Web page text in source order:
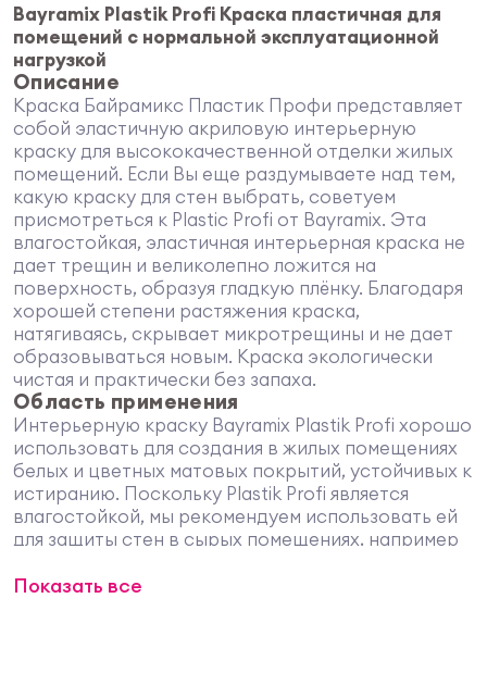
Bayramix Plastik Profi Краска пластичная для
помещений с нормальной эксплуатационной
нагрузкой
Описание
Краска Байрамикс Пластик Профи представляет
собой эластичную акриловую интерьерную
краску для высококачественной отделки жилых
помещений. Если Вы еще раздумываете над тем,
какую краску для стен выбрать, советуем
присмотреться к Plastic Profi от Bayramix. Эта
влагостойкая, эластичная интерьерная краска не
дает трещин и великолепно ложится на
поверхность, образуя гладкую плёнку. Благодаря
хорошей степени растяжения краска,
натягиваясь, скрывает микротрещины и не дает
образовываться новым. Краска экологически
чистая и практически без запаха.
Область применения
Интерьерную краску Bayramix Plastik Profi хорошо
использовать для создания в жилых помещениях
белых и цветных матовых покрытий, устойчивых к
истиранию. Поскольку Plastik Profi является
влагостойкой, мы рекомендуем использовать ей
для защиты стен в сырых помещениях, например
наносится на любые, пригодные для
Показать все